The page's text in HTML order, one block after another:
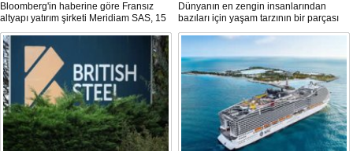
Bloomberg'in haberine göre Fransız
altyapı yatırım şirketi Meridiam SAS, 15
Temmuz Şehitler Köprüsü ile Fatih
Sultan Mehmet Köprüsü'nün
özelleştirilmesine yönelik ihaleyle
ilgileniyor.
Dünyanın en zengin insanlarından
bazıları için yaşam tarzının bir parçası
sadece bir süper yat değil, aynı
zamanda kendi yat limanı, helikopter
pisti ve seçkin villaları da içeren koca bir
özel adadır.